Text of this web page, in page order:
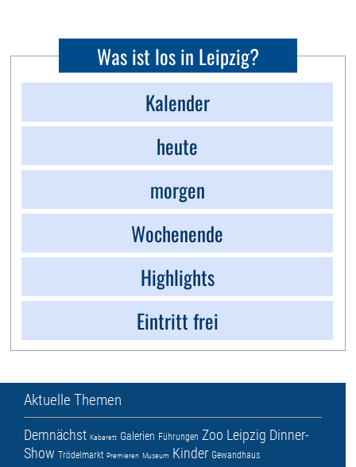
Was ist los in Leipzig?
Kalender
heute
morgen
Wochenende
Highlights
Eintritt frei
Aktuelle Themen
Demnächst Kabarett Galerien Führungen Zoo Leipzig Dinner-
Show Trödelmarkt Premieren Museum Kinder Gewandhaus